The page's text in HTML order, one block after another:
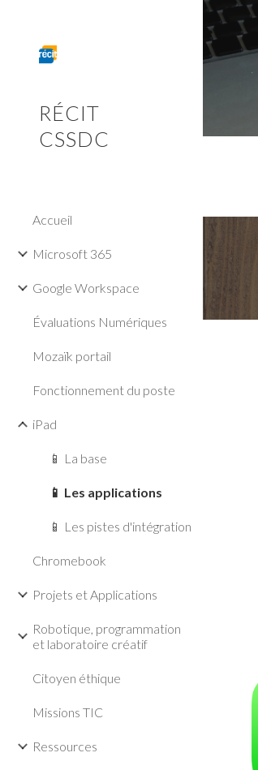
RÉCIT
CSSDC
Accueil
Microsoft 365
Google Workspace
Évaluations Numériques
Mozaïk portail
Fonctionnement du poste
iPad
📱 La base
📱 Les applications
📱 Les pistes d'intégration
Chromebook
Projets et Applications
Robotique, programmation
et laboratoire créatif
Citoyen éthique
Missions TIC
Ressources